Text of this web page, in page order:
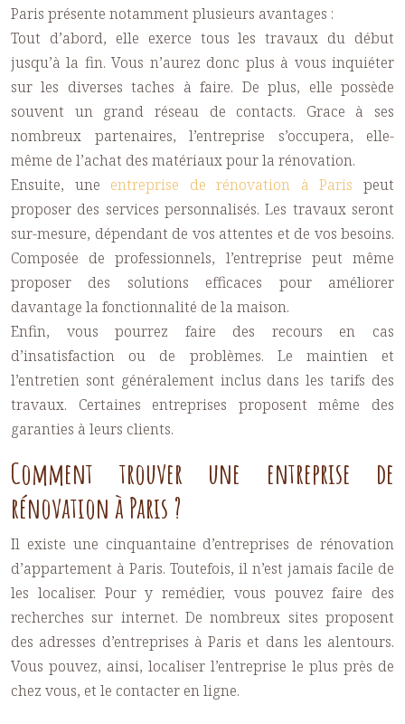
Paris présente notamment plusieurs avantages :
Tout d’abord, elle exerce tous les travaux du début
jusqu’à la fin. Vous n’aurez donc plus à vous inquiéter
sur les diverses taches à faire. De plus, elle possède
souvent un grand réseau de contacts. Grace à ses
nombreux partenaires, l’entreprise s’occupera, elle-
même de l’achat des matériaux pour la rénovation.
Ensuite, une entreprise de rénovation à Paris peut
proposer des services personnalisés. Les travaux seront
sur-mesure, dépendant de vos attentes et de vos besoins.
Composée de professionnels, l’entreprise peut même
proposer des solutions efficaces pour améliorer
davantage la fonctionnalité de la maison.
Enfin, vous pourrez faire des recours en cas
d’insatisfaction ou de problèmes. Le maintien et
l’entretien sont généralement inclus dans les tarifs des
travaux. Certaines entreprises proposent même des
garanties à leurs clients.
Comment trouver une entreprise de
rénovation à Paris ?
Il existe une cinquantaine d’entreprises de rénovation
d’appartement à Paris. Toutefois, il n’est jamais facile de
les localiser. Pour y remédier, vous pouvez faire des
recherches sur internet. De nombreux sites proposent
des adresses d’entreprises à Paris et dans les alentours.
Vous pouvez, ainsi, localiser l’entreprise le plus près de
chez vous, et le contacter en ligne.